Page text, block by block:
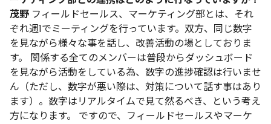
茂野 フィールドセールス、マーケティング部とは、それ
ぞれ週1でミーティングを行っています。双方、同じ数字
を見ながら様々な事を話し、改善活動の場としておりま
す。
関係する全てのメンバーは普段からダッシュボード
を見ながら活動をしている為、数字の進捗確認は行いませ
ん（ただし、数字が悪い際は、対策について話す事はあり
ます）。数字はリアルタイムで見て然るべき、という考え
方になります。
ですので、フィールドセールスやマーケ